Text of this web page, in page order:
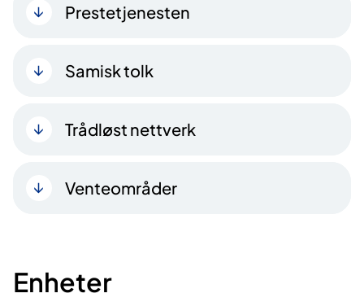
Prestetjenesten
Samisk tolk
Trådløst nettverk
Venteområder
Enheter